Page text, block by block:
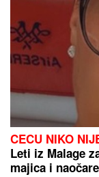
CECU NIKO
Leti iz Malage
majica i